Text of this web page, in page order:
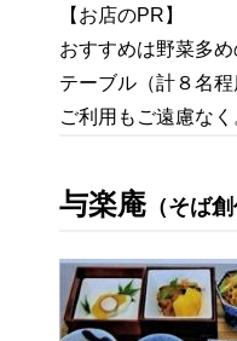
【お店のPR】
おすすめは野菜多
テーブル（計８名
ご利用もご遠慮な
与楽庵 （そば